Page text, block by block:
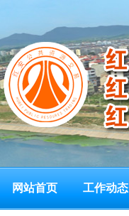
网站首页 工作动态